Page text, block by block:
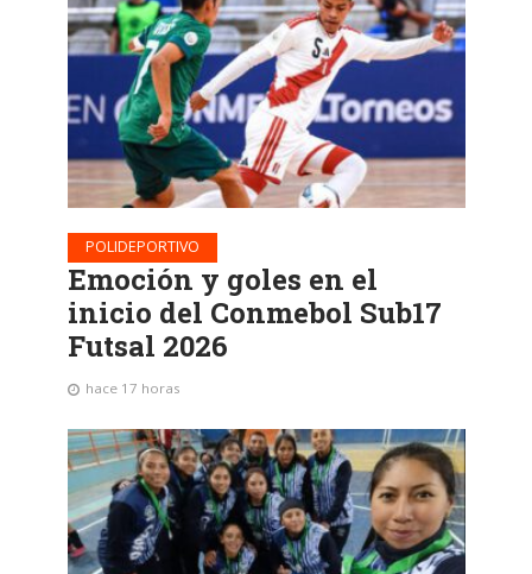
POLIDEPORTIVO
Emoción y goles en el
inicio del Conmebol Sub17
Futsal 2026
hace 17 horas